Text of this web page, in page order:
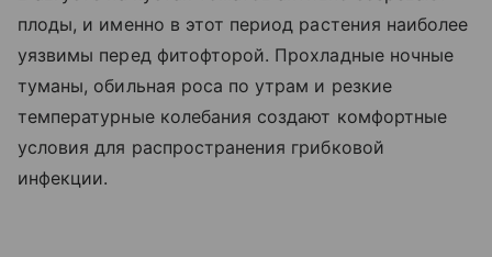
плоды, и именно в этот период растения наиболее
уязвимы перед фитофторой. Прохладные ночные
туманы, обильная роса по утрам и резкие
температурные колебания создают комфортные
условия для распространения грибковой
инфекции.